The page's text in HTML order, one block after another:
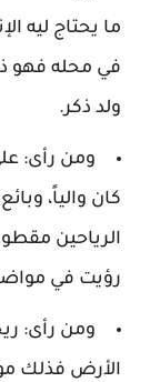
ما يحتاج ليه
في محله فهو
ولد ذكر.
ومن رأى:
كان والياً،
الرياحين
رؤيت في
ومن رأى:
الأرض فذلك